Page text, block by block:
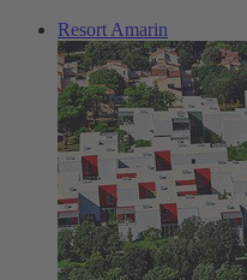
Resort Amarin